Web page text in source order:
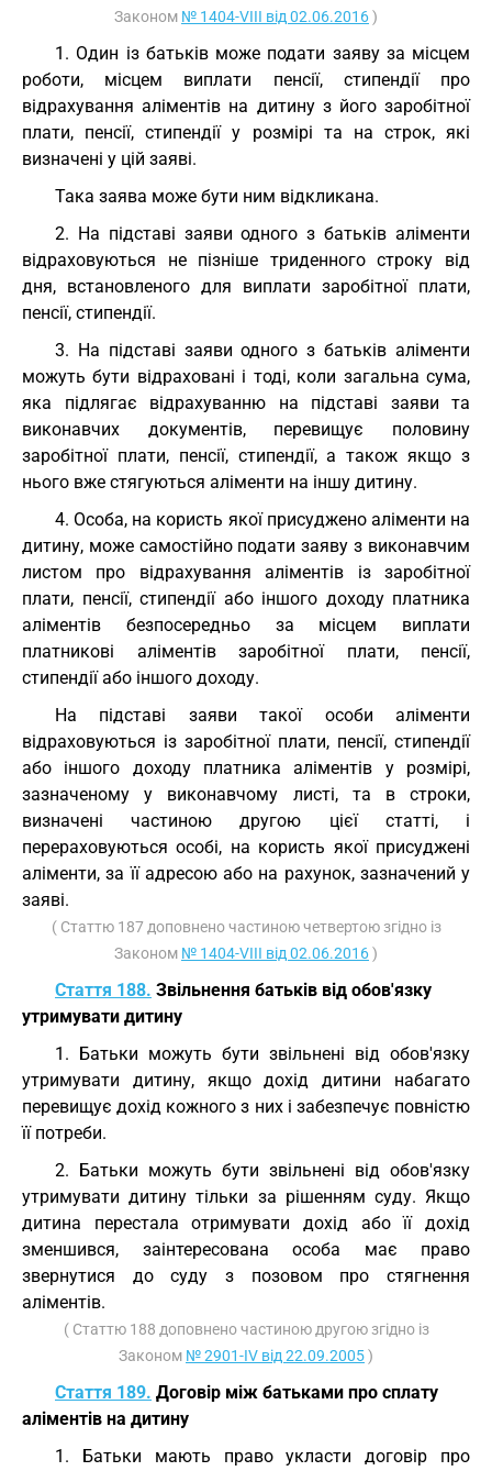
Законом № 1404-VIII від 02.06.2016)
1. Один із батьків може подати заяву за місцем
роботи, місцем виплати пенсії, стипендії про
відрахування аліментів на дитину з його заробітної
плати, пенсії, стипендії у розмірі та на строк, які
визначені у цій заяві.
Така заява може бути ним відкликана.
2. На підставі заяви одного з батьків аліменти
відраховуються не пізніше триденного строку від
дня, встановленого для виплати заробітної плати,
пенсії, стипендії.
3. На підставі заяви одного з батьків аліменти
можуть бути відраховані і тоді, коли загальна сума,
яка підлягає відрахуванню на підставі заяви та
виконавчих документів, перевищує половину
заробітної плати, пенсії, стипендії, а також якщо з
нього вже стягуються аліменти на іншу дитину.
4. Особа, на користь якої присуджено аліменти на
дитину, може самостійно подати заяву з виконавчим
листом про відрахування аліментів із заробітної
плати, пенсії, стипендії або іншого доходу платника
аліментів безпосередньо за місцем виплати
платникові аліментів заробітної плати, пенсії,
стипендії або іншого доходу.
На підставі заяви такої особи аліменти
відраховуються із заробітної плати, пенсії, стипендії
або іншого доходу платника аліментів у розмірі,
зазначеному у виконавчому листі, та в строки,
визначені частиною другою цієї статті, і
перераховуються особі, на користь якої присуджені
аліменти, за її адресою або на рахунок, зазначений у
заяві.
( Статтю 187 доповнено частиною четвертою згідно із
Законом № 1404-VIII від 02.06.2016)
Стаття 188. Звільнення батьків від обов'язку
утримувати дитину
1. Батьки можуть бути звільнені від обов'язку
утримувати дитину, якщо дохід дитини набагато
перевищує дохід кожного з них і забезпечує повністю
її потреби.
2. Батьки можуть бути звільнені від обов'язку
утримувати дитину тільки за рішенням суду. Якщо
дитина перестала отримувати дохід або її дохід
зменшився, заінтересована особа має право
звернутися до суду з позовом про стягнення
аліментів.
( Статтю 188 доповнено частиною другою згідно із
Законом № 2901-IV від 22.09.2005)
Стаття 189. Договір між батьками про сплату
аліментів на дитину
1. Батьки мають право укласти договір про